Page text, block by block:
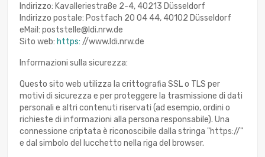
Indirizzo: Kavalleriestraße 2-4, 40213 Düsseldorf
Indirizzo postale: Postfach 20 04 44, 40102 Düsseldorf
eMail: poststelle@ldi.nrw.de
Sito web: https: //www.ldi.nrw.de
Informazioni sulla sicurezza:
Questo sito web utilizza la crittografia SSL o TLS per
motivi di sicurezza e per proteggere la trasmissione di dati
personali e altri contenuti riservati (ad esempio, ordini o
richieste di informazioni alla persona responsabile). Una
connessione criptata è riconoscibile dalla stringa "https://"
e dal simbolo del lucchetto nella riga del browser.